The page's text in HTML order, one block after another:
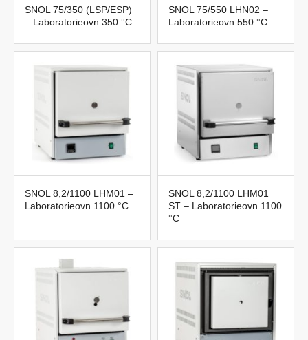
SNOL 75/350 (LSP/ESP)
– Laboratorieovn 350 °C
SNOL 75/550 LHN02 –
Laboratorieovn 550 °C
SNOL 8,2/1100 LHM01 –
Laboratorieovn 1100 °C
SNOL 8,2/1100 LHM01
ST – Laboratorieovn 1100
°C